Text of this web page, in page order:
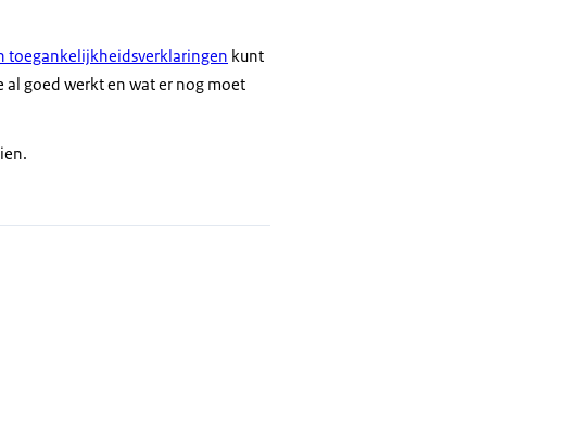
toegankelijkheidsverklaringen kunt
al goed werkt en wat er nog moet